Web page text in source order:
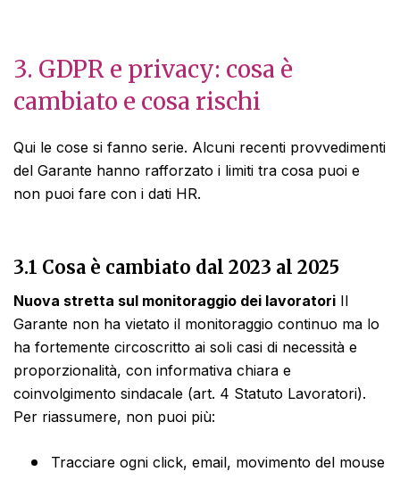
3. GDPR e privacy: cosa è
cambiato e cosa rischi
Qui le cose si fanno serie. Alcuni recenti provvedimenti
del Garante hanno rafforzato i limiti tra cosa puoi e
non puoi fare con i dati HR.
3.1 Cosa è cambiato dal 2023 al 2025
Nuova stretta sul monitoraggio dei lavoratori Il
Garante non ha vietato il monitoraggio continuo ma lo
ha fortemente circoscritto ai soli casi di necessità e
proporzionalità, con informativa chiara e
coinvolgimento sindacale (art. 4 Statuto Lavoratori).
Per riassumere, non puoi più:
Tracciare ogni click, email, movimento del mouse